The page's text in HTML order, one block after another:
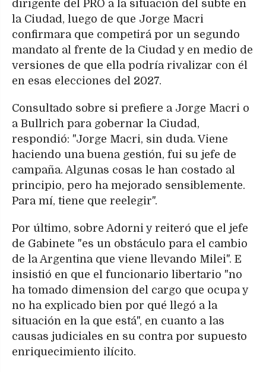
dirigente del PRO a la situación del subte en
la Ciudad, luego de que Jorge Macri
confirmara que competirá por un segundo
mandato al frente de la Ciudad y en medio de
versiones de que ella podría rivalizar con él
en esas elecciones del 2027.
Consultado sobre si prefiere a Jorge Macri o
a Bullrich para gobernar la Ciudad,
respondió: "Jorge Macri, sin duda. Viene
haciendo una buena gestión, fui su jefe de
campaña. Algunas cosas le han costado al
principio, pero ha mejorado sensiblemente.
Para mí, tiene que reelegir".
Por último, sobre Adorni y reiteró que el jefe
de Gabinete "es un obstáculo para el cambio
de la Argentina que viene llevando Milei". E
insistió en que el funcionario libertario "no
ha tomado dimension del cargo que ocupa y
no ha explicado bien por qué llegó a la
situación en la que está", en cuanto a las
causas judiciales en su contra por supuesto
enriquecimiento ilícito.